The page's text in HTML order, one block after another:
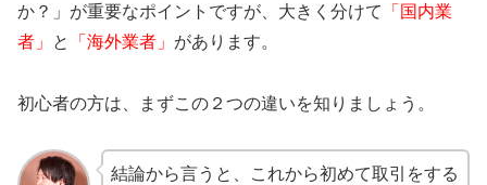
か？」が重要なポイントですが、大きく分けて
「国内業
者」
と 「海外業者」 があります。
初心者の方は、まずこの２つの違いを知りましょう。
結論から言うと、これから初めて取引をする